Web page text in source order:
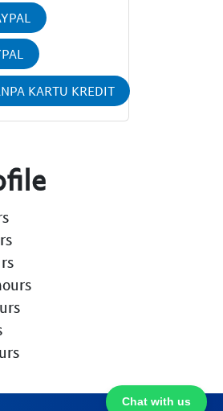
KARTU KREDIT
Chat with us